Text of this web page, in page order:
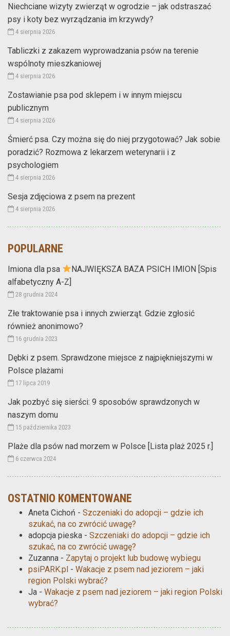
Niechciane wizyty zwierząt w ogrodzie – jak odstraszać
psy i koty bez wyrządzania im krzywdy?
4 sierpnia 2026
Tabliczki z zakazem wyprowadzania psów na terenie
wspólnoty mieszkaniowej
4 sierpnia 2026
Zostawianie psa pod sklepem i w innym miejscu
publicznym
4 sierpnia 2026
Śmierć psa. Czy można się do niej przygotować? Jak sobie
poradzić? Rozmowa z lekarzem weterynarii i z
psychologiem
4 sierpnia 2026
Sesja zdjęciowa z psem na prezent
4 sierpnia 2026
POPULARNE
Imiona dla psa
NAJWIĘKSZA BAZA PSICH IMION [Spis
alfabetyczny A-Z]
28 grudnia 2024
Złe traktowanie psa i innych zwierząt. Gdzie zgłosić
również anonimowo?
16 grudnia 2023
Dębki z psem. Sprawdzone miejsce z najpiękniejszymi w
Polsce plażami
17 lipca 2019
Jak pozbyć się sierści: 9 sposobów sprawdzonych w
naszym domu
15 października 2023
Plaże dla psów nad morzem w Polsce [Lista plaż 2025 r.]
6 czerwca 2024
OSTATNIO KOMENTOWANE
Aneta Cichoń - Szczeniaki do adopcji – gdzie ich
szukać, na co zwrócić uwagę?
adopcja pieska - Szczeniaki do adopcji – gdzie ich
szukać, na co zwrócić uwagę?
Zuzanna - Zapytaj o projekt lub budowę wybiegu
psiPARK.pl - Wakacje z psem nad jeziorem – jaki
region Polski wybrać?
Ja - Wakacje z psem nad jeziorem – jaki region Polski
wybrać?